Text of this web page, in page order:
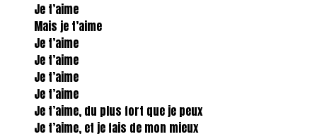
Je t’aime
Mais je t’aime
Je t’aime
Je t’aime
Je t’aime
Je t’aime
Je t’aime, du plus fort que je peux
Je t’aime, et je fais de mon mieux